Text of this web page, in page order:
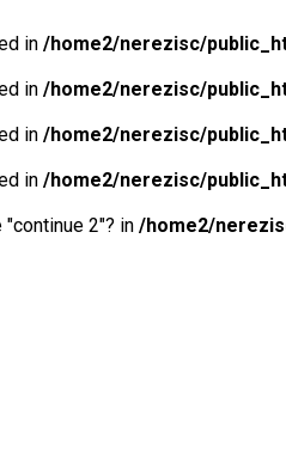
in /home2/nerezisc/
in /home2/nerezisc/
in /home2/nerezisc/
in /home2/nerezisc/
2"? in /home2/